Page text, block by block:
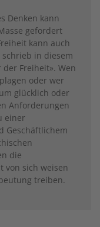
Denken kann
gefordert
kann auch
in diesem
Freiheit». Wen
oder wer
glücklich oder
Anforderungen
einer
Geschäftlichem
die
von sich weisen
treiben.